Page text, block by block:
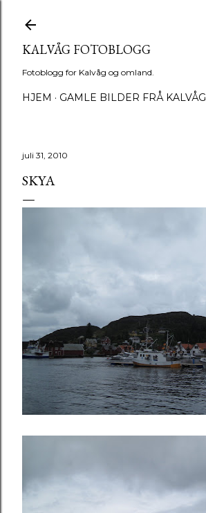
KALVÅG FOTOBLOGG
Fotoblogg for Kalvåg og omland.
HJEM GAMLE BILDER FRÅ KALVÅG
juli 31, 2010
SKYA